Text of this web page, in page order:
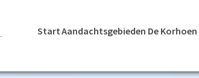
StartAandachtsgebieden De Korhoen